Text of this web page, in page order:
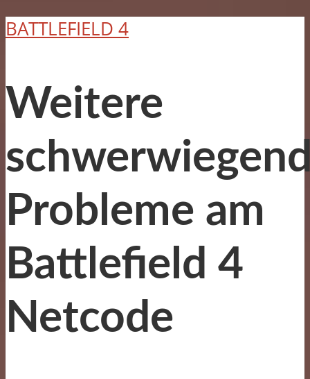
BATTLEFIELD 4
Weitere
Probleme am
Battlefield 4
Netcode